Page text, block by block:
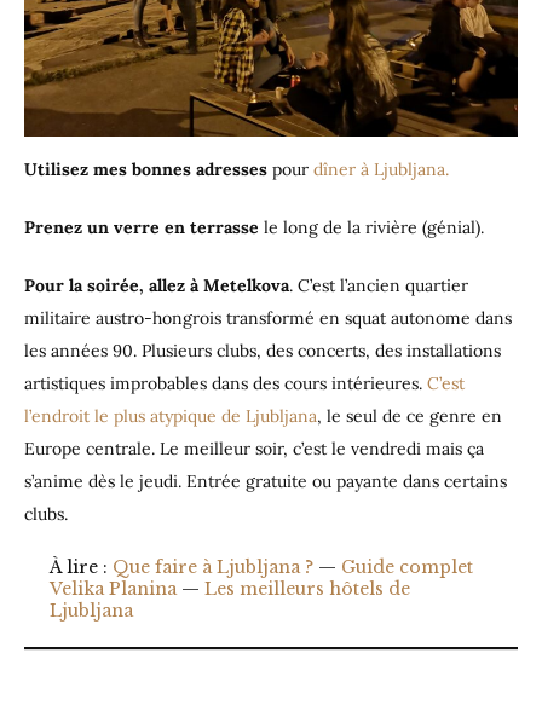
Utilisez mes bonnes adresses pour dîner à Ljubljana.
Prenez un verre en terrasse le long de la rivière (génial).
Pour la soirée, allez à Metelkova. C’est l’ancien quartier
militaire austro-hongrois transformé en squat autonome dans
les années 90. Plusieurs clubs, des concerts, des installations
artistiques improbables dans des cours intérieures. C’est
l’endroit le plus atypique de Ljubljana, le seul de ce genre en
Europe centrale. Le meilleur soir, c’est le vendredi mais ça
s’anime dès le jeudi. Entrée gratuite ou payante dans certains
clubs.
À lire : Que faire à Ljubljana ? — Guide complet
Velika Planina— Les meilleurs hôtels de
Ljubljana